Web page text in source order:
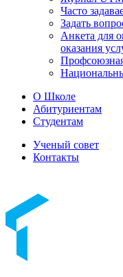
Часто
Задать
Анкета для
оказания
О Школе
Абитуриентам
Cтудентам
Ученый совет
Контакты